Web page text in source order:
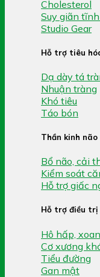
Cholesterol
Suy giãn
Studio Gear
Hỗ trợ tiêu
Dạ dày tá
Nhuận tràng
Khó tiêu
Táo bón
Thần kinh não
Bổ não, cải
Kiểm soát
Hỗ trợ giấc
Hỗ trợ điều trị
Hô hấp,
Cơ xương
Tiểu đường
Gan mật